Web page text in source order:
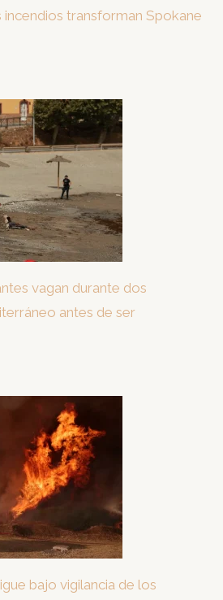
incendios transforman Spokane
vagan durante dos
antes de ser
bajo vigilancia de los